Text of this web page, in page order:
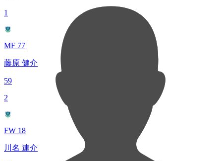
1
MF 77
藤原 健介
59
2
FW 18
川名 連介